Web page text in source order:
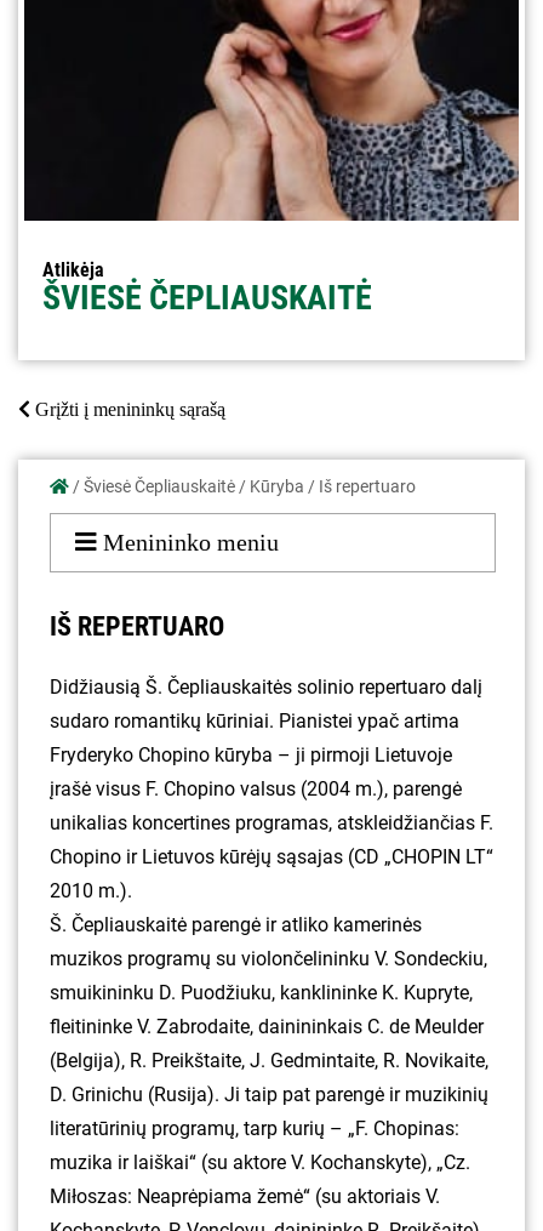
Atlikėja
ŠVIESĖ ČEPLIAUSKAITĖ
Grįžti į menininkų sąrašą
/Šviesė Čepliauskaitė / Kūryba / Iš repertuaro
Menininko meniu
IŠ REPERTUARO
Didžiausią Š. Čepliauskaitės solinio repertuaro dalį
sudaro romantikų kūriniai. Pianistei ypač artima
Fryderyko Chopino kūryba – ji pirmoji Lietuvoje
įrašė visus F. Chopino valsus (2004 m.), parengė
unikalias koncertines programas, atskleidžiančias F.
Chopino ir Lietuvos kūrėjų sąsajas (CD „CHOPIN LT“
2010 m.).
Š. Čepliauskaitė parengė ir atliko kamerinės
muzikos programų su violončelininku V. Sondeckiu,
smuikininku D. Puodžiuku, kanklininke K. Kupryte,
fleitininke V. Zabrodaite, dainininkais C. de Meulder
(Belgija), R. Preikštaite, J. Gedmintaite, R. Novikaite,
D. Grinichu (Rusija). Ji taip pat parengė ir muzikinių
literatūrinių programų, tarp kurių – „F. Chopinas:
muzika ir laiškai“ (su aktore V. Kochanskyte), „Cz.
Miłoszas: Neaprėpiama žemė“ (su aktoriais V.